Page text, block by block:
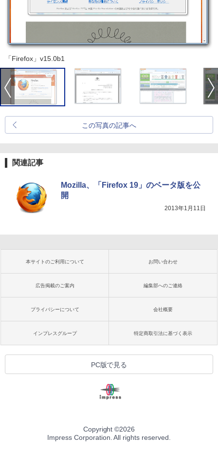
「Firefox」v15.0b1
この写真の記事へ
関連記事
Mozilla、「Firefox 19」のベータ版を公
開
2013年1月11日
本サイトのご利用について お問い合わせ
広告掲載のご案内 編集部へのご連絡
プライバシーについて 会社概要
インプレスグループ 特定商取引法に基づく表示
PC版で見る
Copyright ©2026
Impress Corporation. All rights reserved.